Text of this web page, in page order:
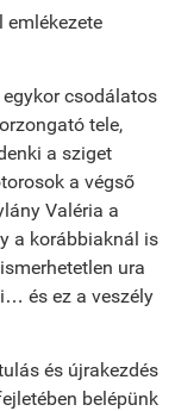
emlékezete
csodálatos
tele,
a sziget
a végső
Valéria a
a korábbiaknál is
ura
és ez a veszély
és újrakezdés
belépünk